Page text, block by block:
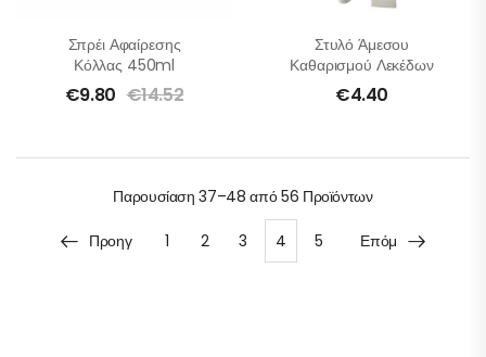
Σπρέι Αφαίρεσης
Κόλλας 450ml
€9.80 €14.52
Στυλό Άμεσου
Καθαρισμού Λεκέδων
€4.40
Παρουσίαση37–48 από 56 Προϊόντων
Προηγ 1 2 3 4 5 Επόμ